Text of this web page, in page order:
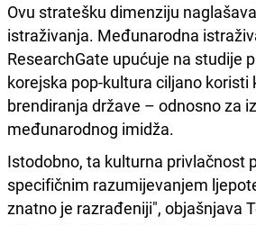
Ovu stratešku dimenziju
istraživanja. Međunarodna
ResearchGate upućuje na studije
korejska pop-kultura ciljano
brendiranja države – odnosno za
međunarodnog imidža.
Istodobno, ta kulturna privlačnost
specifičnim razumijevanjem
znatno je razrađeniji", objašnjava